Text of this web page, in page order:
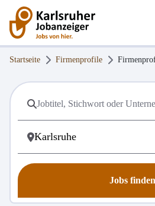
Startseite Firmenprofile
Jobs finden